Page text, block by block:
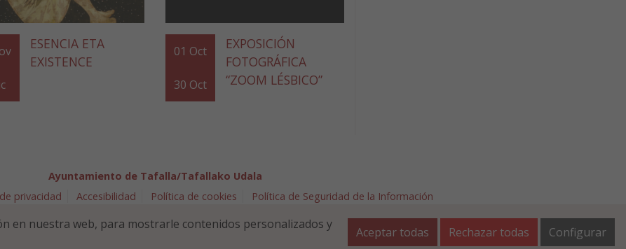
ESENCIA ETA
EXISTENCE
01 Oct
30 Oct
EXPOSICIÓN
FOTOGRÁFICA
“ZOOM LÉSBICO”
Ayuntamiento de Tafalla/Tafallako Udala
privacidad Accesibilidad Política de cookies
Política de Seguridad de la Información
5 - 31300 Tafalla (NAVARRA)
948 70 18 11 ayuntamiento@tafalla.es
en nuestra web, para mostrarle contenidos personalizados y
Aceptar todas Rechazar todas Configurar